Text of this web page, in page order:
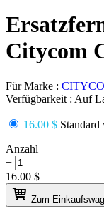
Citycom
Für Marke :
Verfügbarkeit : Auf
16.00 $ Standard
Anzahl
−
16.00 $
Zum